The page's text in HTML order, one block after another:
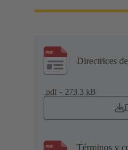
Directrices
.pdf - 273.3 kB
Términos y